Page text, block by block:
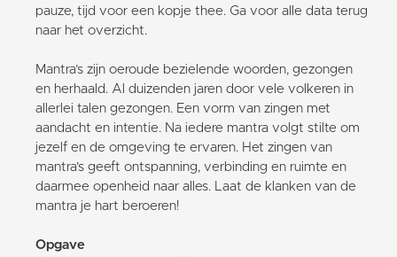
pauze, tijd voor een kopje thee. Ga voor alle data terug
naar het overzicht.
Mantra’s zijn oeroude bezielende woorden, gezongen
en herhaald. Al duizenden jaren door vele volkeren in
allerlei talen gezongen. Een vorm van zingen met
aandacht en intentie. Na iedere mantra volgt stilte om
jezelf en de omgeving te ervaren. Het zingen van
mantra’s geeft ontspanning, verbinding en ruimte en
daarmee openheid naar alles. Laat de klanken van de
mantra je hart beroeren!
Opgave